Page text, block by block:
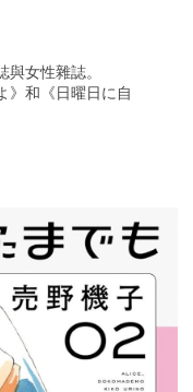
女性雜誌。
》和《日曜日に自